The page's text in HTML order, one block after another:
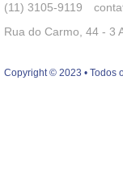
(11) 3105-9119
Rua do Carmo, 44 - 3
Copyright © 2023 • Todos